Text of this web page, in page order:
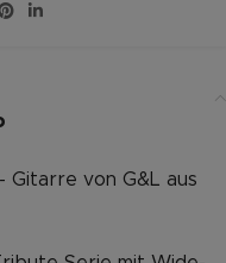
Gitarre von G&L aus